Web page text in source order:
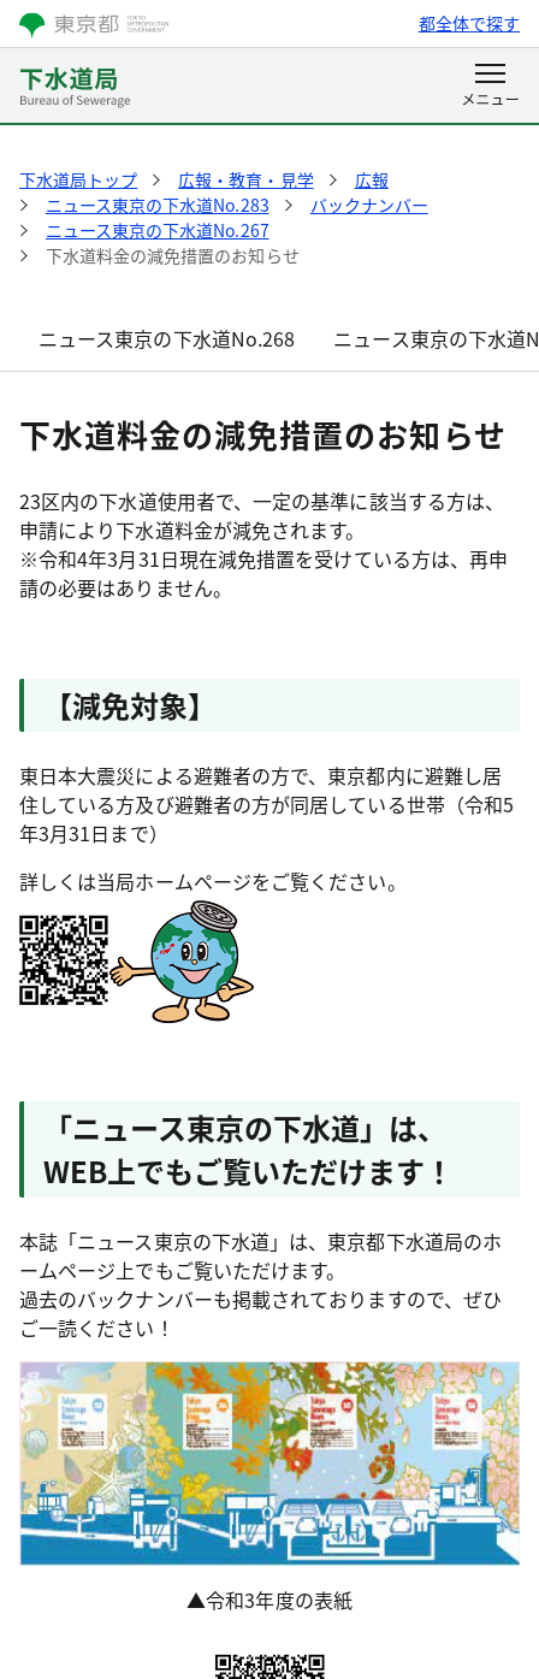
都全体で探す
下水道局トップ 広報・教育・見学
広報
ニュース東京の下水道No.283
バックナンバー
ニュース東京の下水道No.267
下水道料金の減免措置のお知らせ
ニュース東京の下水道No.268 ニュース東京の下水道
下水道料金の減免措置のお知らせ
23区内の下水道使用者で、一定の基準に該当する方は、
申請により下水道料金が減免されます。
※令和4年3月31日現在減免措置を受けている方は、再申
請の必要はありません。
【減免対象】
東日本大震災による避難者の方で、東京都内に避難し居
住している方及び避難者の方が同居している世帯（令和5
年3月31日まで）
詳しくは当局ホームページをご覧ください。
「ニュース東京の下水道」は、
WEB上でもご覧いただけます！
本誌「ニュース東京の下水道」は、東京都下水道局のホ
ームページ上でもご覧いただけます。
過去のバックナンバーも掲載されておりますので、ぜひ
ご一読ください！
▲令和3年度の表紙